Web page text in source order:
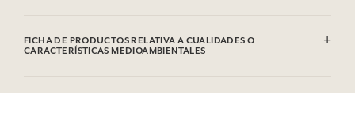
(Fragrance), Palm Kernel Acid, Sodium Chloride, Glycerin, Argania
Spinosa Kernel Oil*, Tetrasodium Etidronate, Sodium Thiosulfate,
FICHA DE PRODUCTOS RELATIVA A CUALIDADES O
CARACTERÍSTICAS MEDIOAMBIENTALES
Por favor, consulte las cualidades o características medioambientales